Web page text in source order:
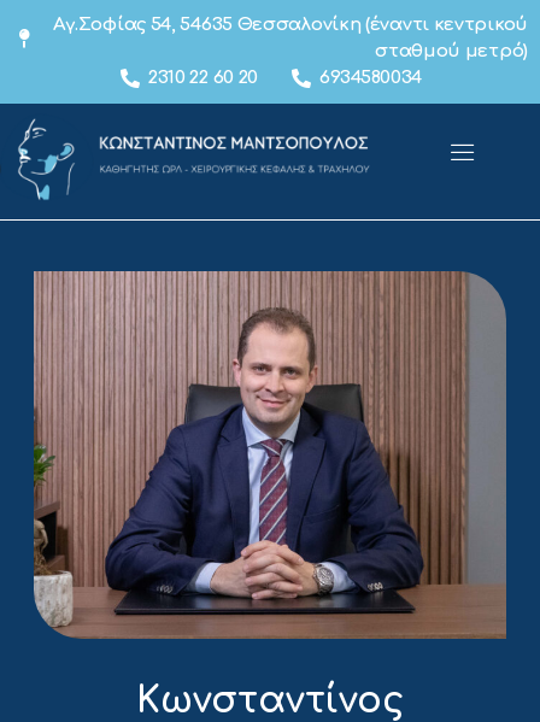
Αγ.Σοφίας 54, 54635 Θεσσαλονίκη (έναντι κεντρικού
σταθμού μετρό)
2310 22 60 20
6934580034
Κωνσταντίνος